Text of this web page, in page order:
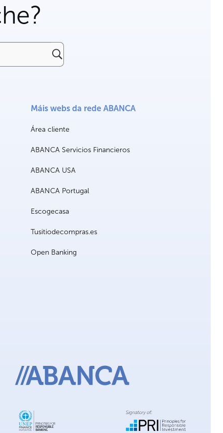
Máis webs da rede ABANCA
Área cliente
ABANCA Servicios Financieros
ABANCA USA
ABANCA Portugal
Escogecasa
Tusitiodecompras.es
Open Banking